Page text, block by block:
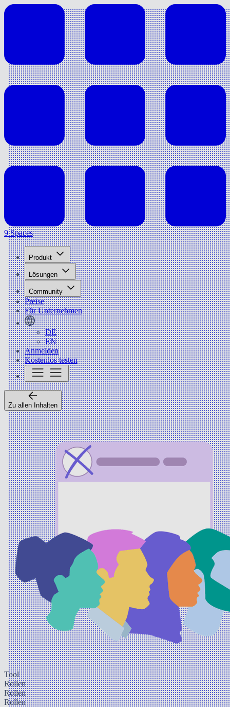
9 Spaces
Produkt
Lösungen
Community
Preise
Für Unternehmen
DE
EN
Anmelden
Kostenlos testen
Zu allen Inhalten
Tool
Rollen
Rollen
Rollen